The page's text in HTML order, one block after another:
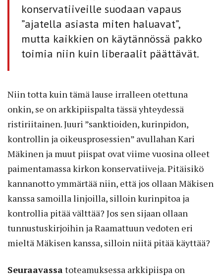
konservatiiveille suodaan vapaus
”ajatella asiasta miten haluavat”,
mutta kaikkien on käytännössä pakko
toimia niin kuin ­liberaalit päättävät.
Niin totta kuin tämä lause irralleen otettuna
onkin, se on arkkipiispalta tässä yhteydessä
ristiriitainen. Juuri ”sanktioiden, kurinpidon,
kontrollin ja oikeusprosessien” avullahan Kari
Mäkinen ja muut piispat ovat viime vuosina olleet
paimentamassa kirkon konservatiiveja. Pitäisikö
kannanotto ymmärtää niin, että jos ollaan Mäkisen
kanssa samoilla linjoilla, silloin kurinpitoa ja
kontrollia pitää välttää? Jos sen sijaan ollaan
tunnustuskirjoihin ja Raamattuun vedoten eri
mieltä Mäkisen kanssa, silloin niitä pitää käyttää?
Seuraavassatoteamuksessa arkkipiispa on